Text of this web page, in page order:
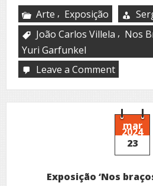
Arte , Exposição
João Carlos Villela , Nos
Yuri Garfunkel
Leave a Commenton
Nos
Braços
do
Violeiro
mar
2024
23
Exposição ‘Nos